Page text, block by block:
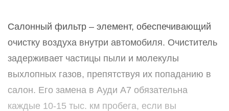
Салонный фильтр – элемент, обеспечивающий
очистку воздуха внутри автомобиля. Очиститель
задерживает частицы пыли и молекулы
выхлопных газов, препятствуя их попаданию в
салон. Его замена в Ауди А7 обязательна
каждые 10-15 тыс. км пробега, если вы